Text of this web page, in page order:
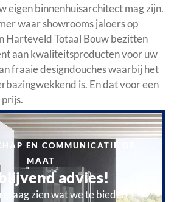
eigen binnenhuisarchitect mag zijn.
waar showrooms jaloers op
Harteveld Totaal Bouw bezitten
aan kwaliteitsproducten voor uw
fraaie designdouches waarbij het
is. En dat voor een
EN COMMUNICATIE OP
MAAT
advies!
graag zien wat we te bieden